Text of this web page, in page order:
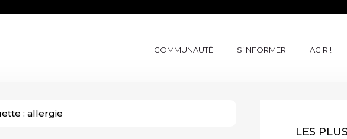
COMMUNAUTÉ S’INFORMER AGIR !
: allergie
LES